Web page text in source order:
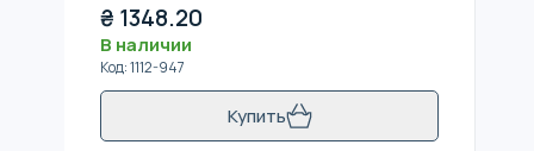
₴ 1348.20
В наличии
Код:1112-947
Купить